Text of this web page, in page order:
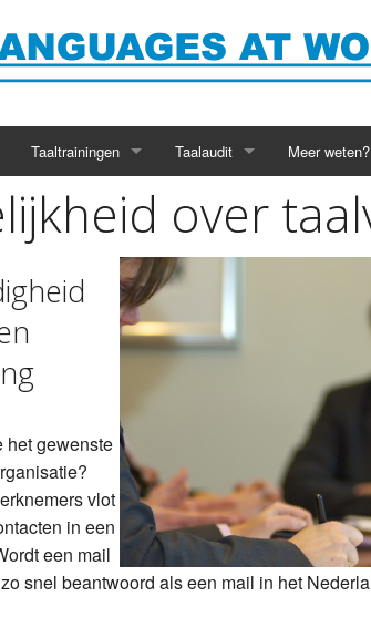
Taaltrainingen Taalaudit Meer weten?
over
het gewenste
vlot
in een
een mail
snel beantwoord als een mail in het